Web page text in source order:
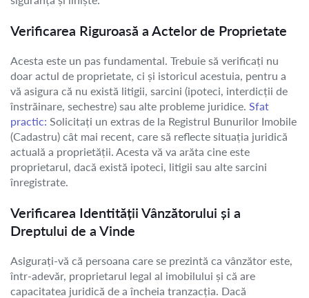
Verificarea Riguroasă a Actelor de Proprietate
Acesta este un pas fundamental. Trebuie să verificați nu
doar actul de proprietate, ci și istoricul acestuia, pentru a
vă asigura că nu există litigii, sarcini (ipoteci, interdicții de
înstrăinare, sechestre) sau alte probleme juridice. Sfat
practic: Solicitați un extras de la Registrul Bunurilor Imobile
(Cadastru) cât mai recent, care să reflecte situația juridică
actuală a proprietății. Acesta vă va arăta cine este
proprietarul, dacă există ipoteci, litigii sau alte sarcini
înregistrate.
Verificarea Identității Vânzătorului și a
Dreptului de a Vinde
Asigurați-vă că persoana care se prezintă ca vânzător este,
într-adevăr, proprietarul legal al imobilului și că are
capacitatea juridică de a încheia tranzacția. Dacă